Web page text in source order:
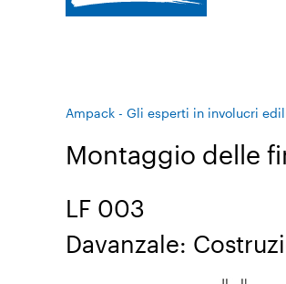
Ampack - Gli esperti in involucri
Montaggio delle
LF 003
Davanzale: